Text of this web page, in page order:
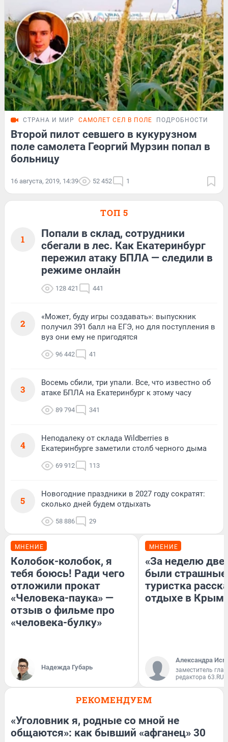
СТРАНА И МИР САМОЛЕТ СЕЛ В ПОЛЕ ПОДРОБНОСТИ
Второй пилот севшего в кукурузном
поле самолета Георгий Мурзин попал в
больницу
16 августа, 2019, 14:39 52 452 1
ТОП 5
1
Попали в склад, сотрудники
сбегали в лес. Как Екатеринбург
пережил атаку БПЛА — следили в
режиме онлайн
128 421 441
2
«Может, буду игры создавать»: выпускник
получил 391 балл на ЕГЭ, но для поступления в
вуз они ему не пригодятся
96 442 41
3
Восемь сбили, три упали. Все, что известно об
атаке БПЛА на Екатеринбург к этому часу
89 794 341
4
Неподалеку от склада Wildberries в
Екатеринбурге заметили столб черного дыма
69 912 113
5
Новогодние праздники в 2027 году сократят:
сколько дней будем отдыхать
58 886 29
МНЕНИЕ
Колобок-колобок, я
тебя боюсь! Ради чего
отложили прокат
«Человека-паука» —
отзыв о фильме про
«человека-булку»
Надежда Губарь
МНЕНИЕ
«За неделю две
были
туристка
отдыхе в
Александра
заместитель
редактора 63.RU
РЕКОМЕНДУЕМ
«Уголовник я, родные со мной не
общаются»: как бывший «афганец» 30